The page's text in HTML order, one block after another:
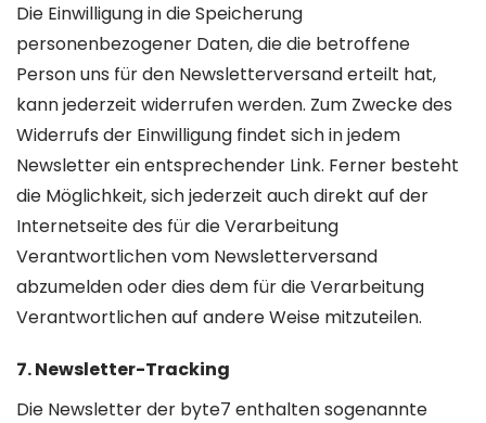
Die Einwilligung in die Speicherung
personenbezogener Daten, die die betroffene
Person uns für den Newsletterversand erteilt hat,
kann jederzeit widerrufen werden. Zum Zwecke des
Widerrufs der Einwilligung findet sich in jedem
Newsletter ein entsprechender Link. Ferner besteht
die Möglichkeit, sich jederzeit auch direkt auf der
Internetseite des für die Verarbeitung
Verantwortlichen vom Newsletterversand
abzumelden oder dies dem für die Verarbeitung
Verantwortlichen auf andere Weise mitzuteilen.
7. Newsletter-Tracking
Die Newsletter der byte7 enthalten sogenannte